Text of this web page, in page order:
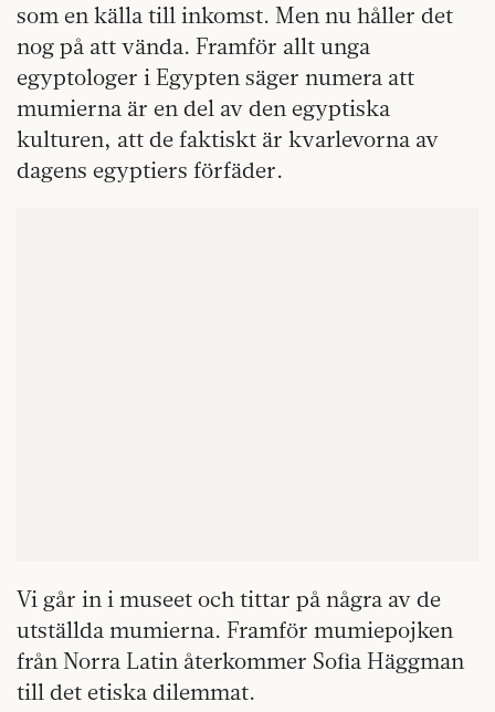
som en källa till inkomst. Men nu håller det
nog på att vända. Framför allt unga
egyptologer i Egypten säger numera att
mumierna är en del av den egyptiska
kulturen, att de faktiskt är kvarlevorna av
dagens egyptiers förfäder.
Vi går in i museet och tittar på några av de
utställda mumierna. Framför mumiepojken
från Norra Latin återkommer Sofia Häggman
till det etiska dilemmat.